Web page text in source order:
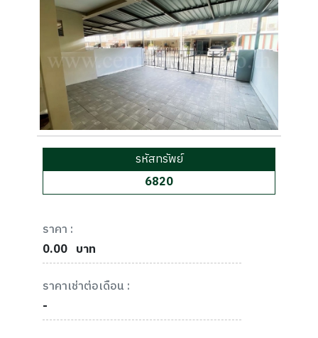
รหัสทรัพย์
6820
ราคา :
0.00 บาท
ราคาเช่าต่อเดือน :
-